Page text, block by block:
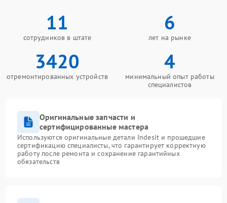
11
сотрудников в штате
6
лет на рынке
3420
отремонтированных устройств
4
минимальный опыт работы
специалистов
Оригинальные запчасти и
сертифицированные мастера
Используются оригинальные детали Indesit и прошедшие
сертификацию специалисты, что гарантирует корректную
работу после ремонта и сохранение гарантийных
обязательств